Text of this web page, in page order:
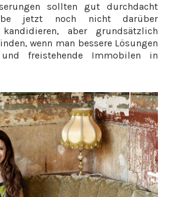
sollten gut durchdacht
jetzt noch nicht darüber
aber grundsätzlich
wenn man bessere Lösungen
freistehende Immobilen in